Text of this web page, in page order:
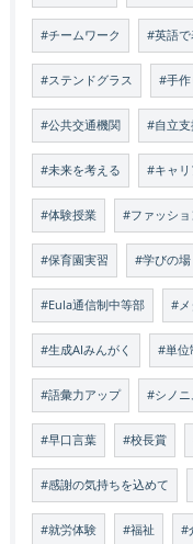
#チームワーク #英語で
#ステンドグラス #手作
#公共交通機関 #自立支
#未来を考える #キャ
#体験授業 #ファッショ
#保育園実習 #学びの場
#Eula通信制中等部 #メ
#生成AIみんがく #単位
#語彙力アップ #シノニ
#早口言葉 #校長賞
#感謝の気持ちを込めて
#就労体験 #福祉 #